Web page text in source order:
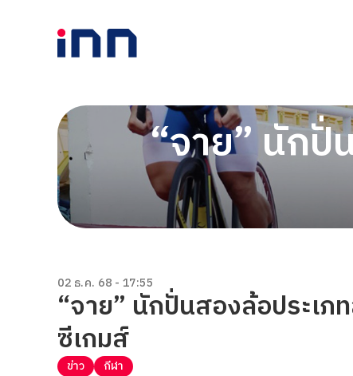
“จาย” นักปั่
02 ธ.ค. 68 - 17:55
“จาย” นักปั่นสองล้อประเภ
ซีเกมส์
ข่าว กีฬา